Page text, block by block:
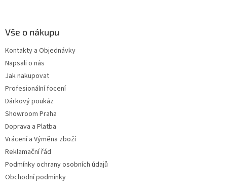
Vše o nákupu
Kontakty a Objednávky
Napsali o nás
Jak nakupovat
Profesionální focení
Dárkový poukáz
Showroom Praha
Doprava a Platba
Vrácení a Výměna zboží
Reklamační řád
Podmínky ochrany osobních údajů
Obchodní podmínky